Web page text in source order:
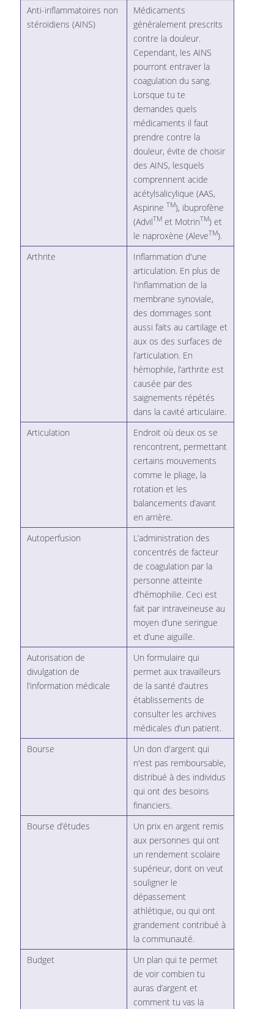
Anti-inflammatoires non
stéroïdiens (AINS)
Médicaments
généralement prescrits
contre la douleur.
Cependant, les AINS
pourront entraver la
coagulation du sang.
Lorsque tu te
demandes quels
médicaments il faut
prendre contre la
douleur, évite de choisir
des AINS, lesquels
comprennent acide
acétylsalicylique (AAS,
Aspirine TM), ibuprofène
(AdvilTM et MotrinTM) et
le naproxène (AleveTM).
Arthrite
Inflammation d'une
articulation. En plus de
l'inflammation de la
membrane synoviale,
des dommages sont
aussi faits au cartilage et
aux os des surfaces de
l’articulation. En
hémophile, l’arthrite est
causée par des
saignements répétés
dans la cavité articulaire.
Articulation
Endroit où deux os se
rencontrent, permettant
certains mouvements
comme le pliage, la
rotation et les
balancements d’avant
en arrière.
Autoperfusion
L’administration des
concentrés de facteur
de coagulation par la
personne atteinte
d’hémophilie. Ceci est
fait par intraveineuse au
moyen d’une seringue
et d’une aiguille.
Autorisation de
divulgation de
l’information médicale
Un formulaire qui
permet aux travailleurs
de la santé d’autres
établissements de
consulter les archives
médicales d’un patient.
Bourse
Un don d'argent qui
n'est pas remboursable,
distribué à des individus
qui ont des besoins
financiers.
Bourse d’études
Un prix en argent remis
aux personnes qui ont
un rendement scolaire
supérieur, dont on veut
souligner le
dépassement
athlétique, ou qui ont
grandement contribué à
la communauté.
Budget
Un plan qui te permet
de voir combien tu
auras d’argent et
comment tu vas la